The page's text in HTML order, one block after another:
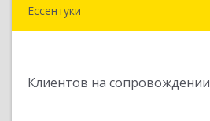
Ессентуки
Клиентов на сопровождении